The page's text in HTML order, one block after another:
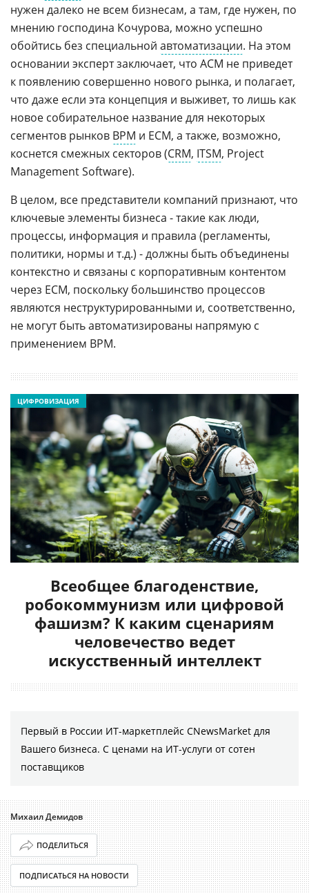
нужен далеко не всем бизнесам, а там, где нужен, по
мнению господина Кочурова, можно успешно
обойтись без специальной автоматизации. На этом
основании эксперт заключает, что ACM не приведет
к появлению совершенно нового рынка, и полагает,
что даже если эта концепция и выживет, то лишь как
новое собирательное название для некоторых
сегментов рынков BPM и ECM, а также, возможно,
коснется смежных секторов (CRM, ITSM, Project
Management Software).
В целом, все представители компаний признают, что
ключевые элементы бизнеса - такие как люди,
процессы, информация и правила (регламенты,
политики, нормы и т.д.) - должны быть объединены
контекстно и связаны с корпоративным контентом
через ECM, поскольку большинство процессов
являются неструктурированными и, соответственно,
не могут быть автоматизированы напрямую с
применением ВРМ.
Всеобщее благоденствие,
робокоммунизм или цифровой
фашизм? К каким сценариям
человечество ведет
искусственный интеллект
ЦИФРОВИЗАЦИЯ
Первый в России ИТ-маркетплейс CNewsMarket для
Вашего бизнеса. С ценами на ИТ-услуги от сотен
поставщиков
Михаил Демидов
ПОДЕЛИТЬСЯ
ПОДПИСАТЬСЯ НА НОВОСТИ